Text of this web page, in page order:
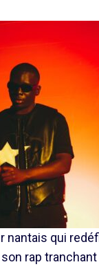
nantais qui
rap